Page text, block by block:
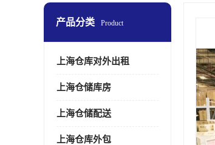
产品分类 Product
上海仓库对外出租
上海仓储库房
上海仓储配送
上海仓库外包